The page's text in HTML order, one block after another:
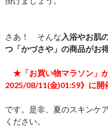
さあ！ そんな 入浴やお肌
つ「かづさや」の商品がお
★「お買い物マラソン」
2025/08/11(金)01:59》に開
です。是非、夏のスキンケ
ください。